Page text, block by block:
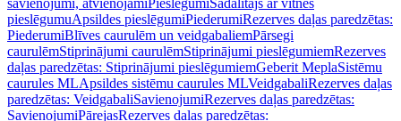
savienojumi, atvienojamiPieslēgumiSadalītājs ar vītnes
pieslēgumuApsildes pieslēgumiPiederumiRezerves daļas paredzētas:
PiederumiBlīves caurulēm un veidgabaliemPārsegi
caurulēmStiprinājumi caurulēmStiprinājumi pieslēgumiemRezerves
daļas paredzētas: Stiprinājumi pieslēgumiemGeberit MeplaSistēmu
caurules MLApsildes sistēmu caurules MLVeidgabaliRezerves daļas
paredzētas: VeidgabaliSavienojumiRezerves daļas paredzētas:
SavienojumiPārejasRezerves daļas paredzētas: